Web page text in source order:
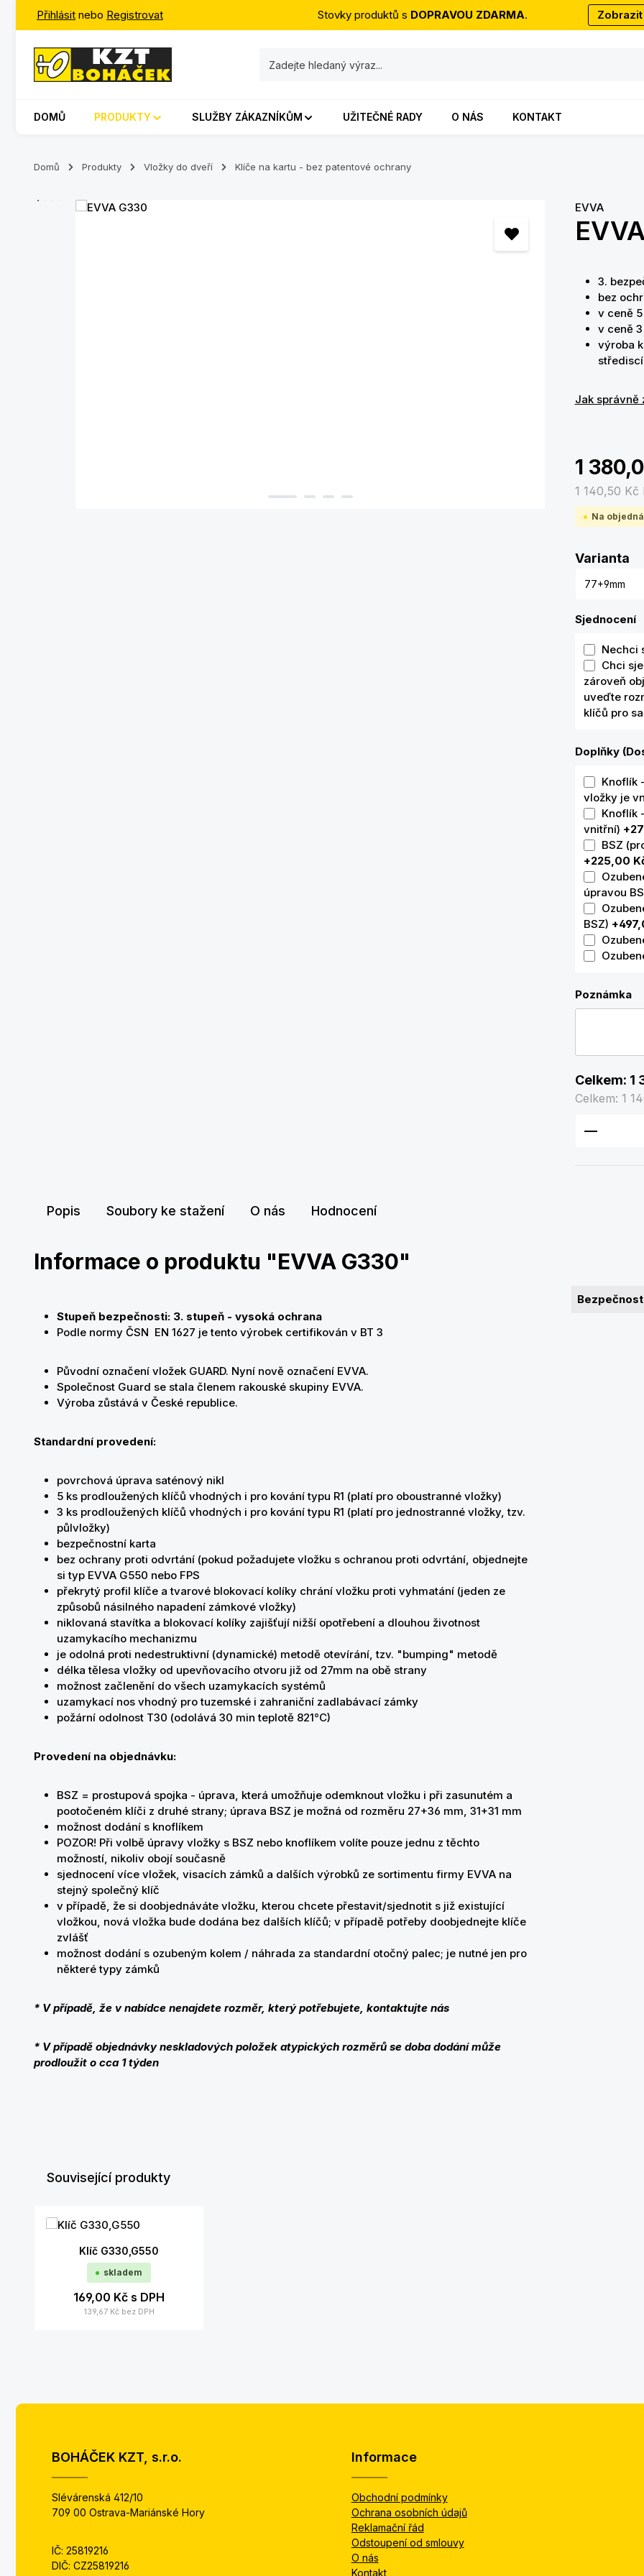
na hlavní obsah
Přeskočit na vyhledávání
Přeskočit na hlavní navigaci
Přihlásit nebo Registrovat Stovky produktů s DOPRAVOU ZDARMA.
DOMŮ PRODUKTY SLUŽBY ZÁKAZNÍKŮM UŽITEČNÉ RADY O NÁS KONTAKT
Domů Produkty Vložky do dveří Klíče na kartu - bez patentové ochrany
Přeskočit galerii obrázků EVVA
3.
bez
v ceně
v ceně
výroba
Jak správně
1
1 140,50 Kč
Na
Varianta
Sjednocení
Nechci
Chci
zároveň
uveďte
klíčů pro
Doplňky
Knoflík
vložky je
Knoflík
vnitřní)
BSZ
+225,00
úpravou
BSZ)
Poznámka
Celkem: 1
Celkem: 1
Popis Soubory ke stažení O nás Hodnocení
Informace o produktu "EVVA G330"
Stupeň bezpečnosti: 3. stupeň - vysoká ochrana
Podle normy ČSN EN 1627 je tento výrobek certifikován v BT 3
Původní označení vložek GUARD. Nyní nově označení EVVA.
Společnost Guard se stala členem rakouské skupiny EVVA.
Výroba zůstává v České republice.
Standardní provedení:
povrchová úprava saténový nikl
5 ks prodloužených klíčů vhodných i pro kování typu R1 (platí pro oboustranné vložky)
3 ks prodloužených klíčů vhodných i pro kování typu R1 (platí pro jednostranné vložky, tzv.
půlvložky)
bezpečnostní karta
bez ochrany proti odvrtání (pokud požadujete vložku s ochranou proti odvrtání, objednejte
si typ EVVA G550 nebo FPS
překrytý profil klíče a tvarové blokovací kolíky chrání vložku proti vyhmatání (jeden ze
způsobů násilného napadení zámkové vložky)
niklovaná stavítka a blokovací kolíky zajišťují nižší opotřebení a dlouhou životnost
uzamykacího mechanizmu
je odolná proti nedestruktivní (dynamické) metodě otevírání, tzv. "bumping" metodě
délka tělesa vložky od upevňovacího otvoru již od 27mm na obě strany
možnost začlenění do všech uzamykacích systémů
uzamykací nos vhodný pro tuzemské i zahraniční zadlabávací zámky
požární odolnost T30 (odolává 30 min teplotě 821°C)
Provedení na objednávku:
BSZ = prostupová spojka - úprava, která umožňuje odemknout vložku i při zasunutém a
pootočeném klíči z druhé strany; úprava BSZ je možná od rozměru 27+36 mm, 31+31 mm
možnost dodání s knoflíkem
POZOR! Při volbě úpravy vložky s BSZ nebo knoflíkem volíte pouze jednu z těchto
možností, nikoliv obojí současně
sjednocení více vložek, visacích zámků a dalších výrobků ze sortimentu firmy EVVA na
stejný společný klíč
v případě, že si doobjednáváte vložku, kterou chcete přestavit/sjednotit s již existující
vložkou, nová vložka bude dodána bez dalších klíčů; v případě potřeby doobjednejte klíče
zvlášť
možnost dodání s ozubeným kolem / náhrada za standardní otočný palec; je nutné jen pro
některé typy zámků
* V případě, že v nabídce nenajdete rozměr, který potřebujete, kontaktujte nás
* V případě objednávky neskladových položek atypických rozměrů se doba dodání může
prodloužit o cca 1 týden
Související produkty
Klíč G330,G550
skladem
169,00 Kčs DPH
139,67 Kč bez DPH
BOHÁČEK KZT, s.r.o.
Slévárenská 412/10
709 00 Ostrava-Mariánské Hory
IČ: 25819216
DIČ: CZ25819216
Informace
Obchodní podmínky
Ochrana osobních údajů
Reklamační řád
Odstoupení od smlouvy
O nás
Kontakt